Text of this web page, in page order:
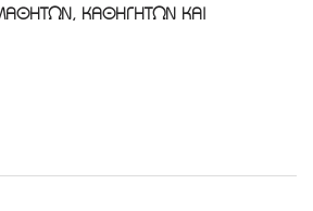
ΚΑΘΗΓΗΤΩΝ ΚΑΙ